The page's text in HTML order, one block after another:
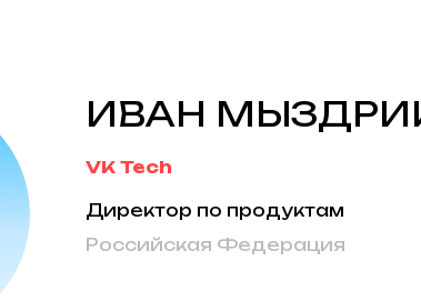
ИВАН
VK Tech
Директор по продуктам
Российская Федерация